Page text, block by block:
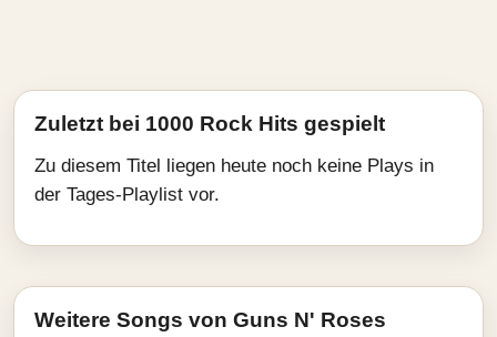
Zuletzt bei 1000 Rock Hits gespielt
Zu diesem Titel liegen heute noch keine Plays in
der Tages-Playlist vor.
Weitere Songs von Guns N' Roses